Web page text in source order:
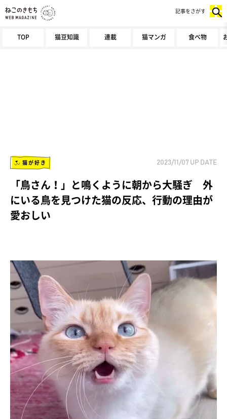
TOP 猫豆知識 連載 猫マンガ 食べ物
記事をさがす
猫が好き 2023/11/07 UP DATE
「鳥さん！」と鳴くように朝から大騒ぎ 外
にいる鳥を見つけた猫の反応、行動の理由が
愛おしい